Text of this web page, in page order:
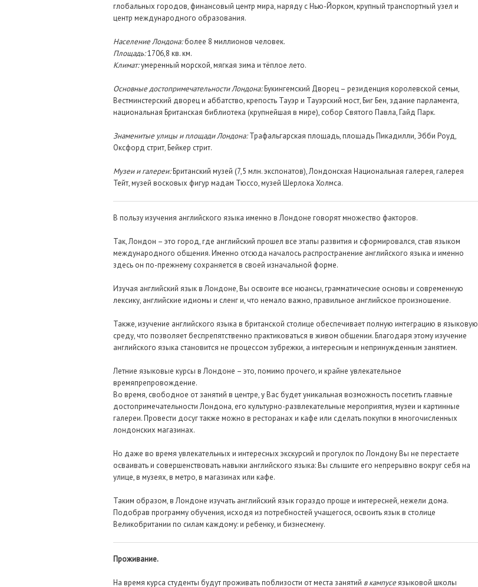
глобальных городов, финансовый центр мира, наряду с Нью-Йорком, крупный транспортный узел и
центр международного образования.
Население Лондона:более 8 миллионов человек.
Площадь:1706,8 кв. км.
Климат:умеренный морской, мягкая зима и тёплое лето.
Основные достопримечательности Лондона:Букингемский Дворец – резиденция королевской семьи,
Вестминстерский дворец и аббатство, крепость Тауэр и Тауэрский мост, Биг Бен, здание парламента,
национальная Британская библиотека (крупнейшая в мире), собор Святого Павла, Гайд Парк.
Знаменитые улицы и площади Лондона:Трафальгарская площадь, площадь Пикадилли, Эбби Роуд,
Оксфорд стрит, Бейкер стрит.
Музеи и галереи:Британский музей (7,5 млн. экспонатов), Лондонская Национальная галерея, галерея
Тейт, музей восковых фигур мадам Тюссо, музей Шерлока Холмса.
В пользу изучения английского языка именно в Лондоне говорят множество факторов.
Так, Лондон – это город, где английский прошел все этапы развития и сформировался, став языком
международного общения. Именно отсюда началось распространение английского языка и именно
здесь он по-прежнему сохраняется в своей изначальной форме.
Изучая английский язык в Лондоне, Вы освоите все нюансы, грамматические основы и современную
лексику, английские идиомы и сленг и, что немало важно, правильное английское произношение.
Также, изучение английского языка в британской столице обеспечивает полную интеграцию в языковую
среду, что позволяет беспрепятственно практиковаться в живом общении. Благодаря этому изучение
английского языка становится не процессом зубрежки, а интересным и непринужденным занятием.
Летние языковые курсы в Лондоне – это, помимо прочего, и крайне увлекательное
времяпрепровождение.
Во время, свободное от занятий в центре, у Вас будет уникальная возможность посетить главные
достопримечательности Лондона, его культурно-развлекательные мероприятия, музеи и картинные
галереи. Провести досуг также можно в ресторанах и кафе или сделать покупки в многочисленных
лондонских магазинах.
Но даже во время увлекательных и интересных экскурсий и прогулок по Лондону Вы не перестаете
осваивать и совершенствовать навыки английского языка: Вы слышите его непрерывно вокруг себя на
улице, в музеях, в метро, в магазинах или кафе.
Таким образом, в Лондоне изучать английский язык гораздо проще и интересней, нежели дома.
Подобрав программу обучения, исходя из потребностей учащегося, освоить язык в столице
Великобритании по силам каждому: и ребенку, и бизнесмену.
Проживание.
На время курса студенты будут проживать поблизости от места занятий в кампусеязыковой школы